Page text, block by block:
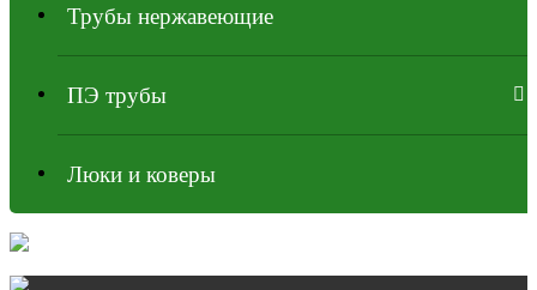
Трубы нержавеющие
ПЭ трубы
Люки и коверы